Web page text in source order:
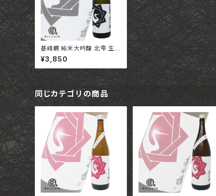
基峰鶴 純米大吟醸 北雫 生
【720ml】/ 佐賀 合資会社基
山商店
¥3,850
同じカテゴリの商品